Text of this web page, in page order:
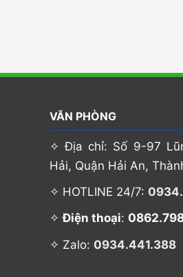
VĂN PHÒNG
✧ Địa chỉ: Số 9-97
Hải, Quận Hải An,
✧ HOTLINE 24/7:
✧Điện thoại:
✧ Zalo: 0934.441.388